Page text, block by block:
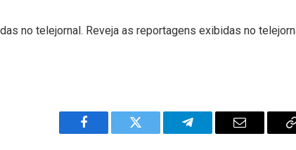
no telejornal. Reveja as reportagens exibidas no
Facebook Twitter Telegram Email